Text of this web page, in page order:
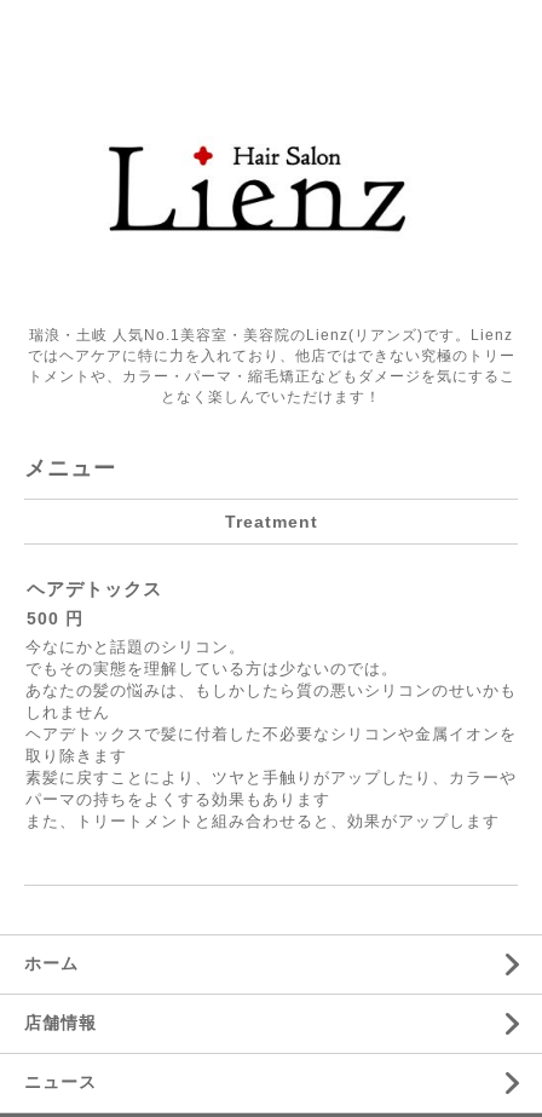
瑞浪・土岐 人気No.1美容室・美容院のLienz(リアンズ)です。Lienz
ではヘアケアに特に力を入れており、他店ではできない究極のトリー
トメントや、カラー・パーマ・縮毛矯正などもダメージを気にするこ
となく楽しんでいただけます！
メニュー
Treatment
ヘアデトックス
500 円
今なにかと話題のシリコン。
でもその実態を理解している方は少ないのでは。
あなたの髪の悩みは、もしかしたら質の悪いシリコンのせいかも
しれません
ヘアデトックスで髪に付着した不必要なシリコンや金属イオンを
取り除きます
素髪に戻すことにより、ツヤと手触りがアップしたり、カラーや
パーマの持ちをよくする効果もあります
また、トリートメントと組み合わせると、効果がアップします
ホーム
店舗情報
ニュース